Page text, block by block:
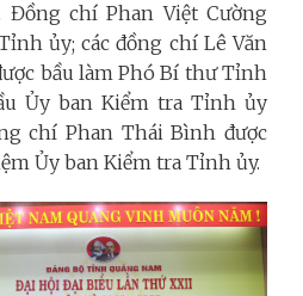
Đồng chí Phan Việt Cường
ủy; các đồng chí Lê Văn
bầu làm Phó Bí thư Tỉnh
Ủy ban Kiểm tra Tỉnh ủy
chí Phan Thái Bình được
Ủy ban Kiểm tra Tỉnh ủy.